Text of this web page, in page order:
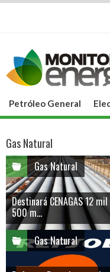
Petróleo General
Gas Natural
Gas Natural
Destinará CENAGAS 12 mil
500 m...
Gas Natural